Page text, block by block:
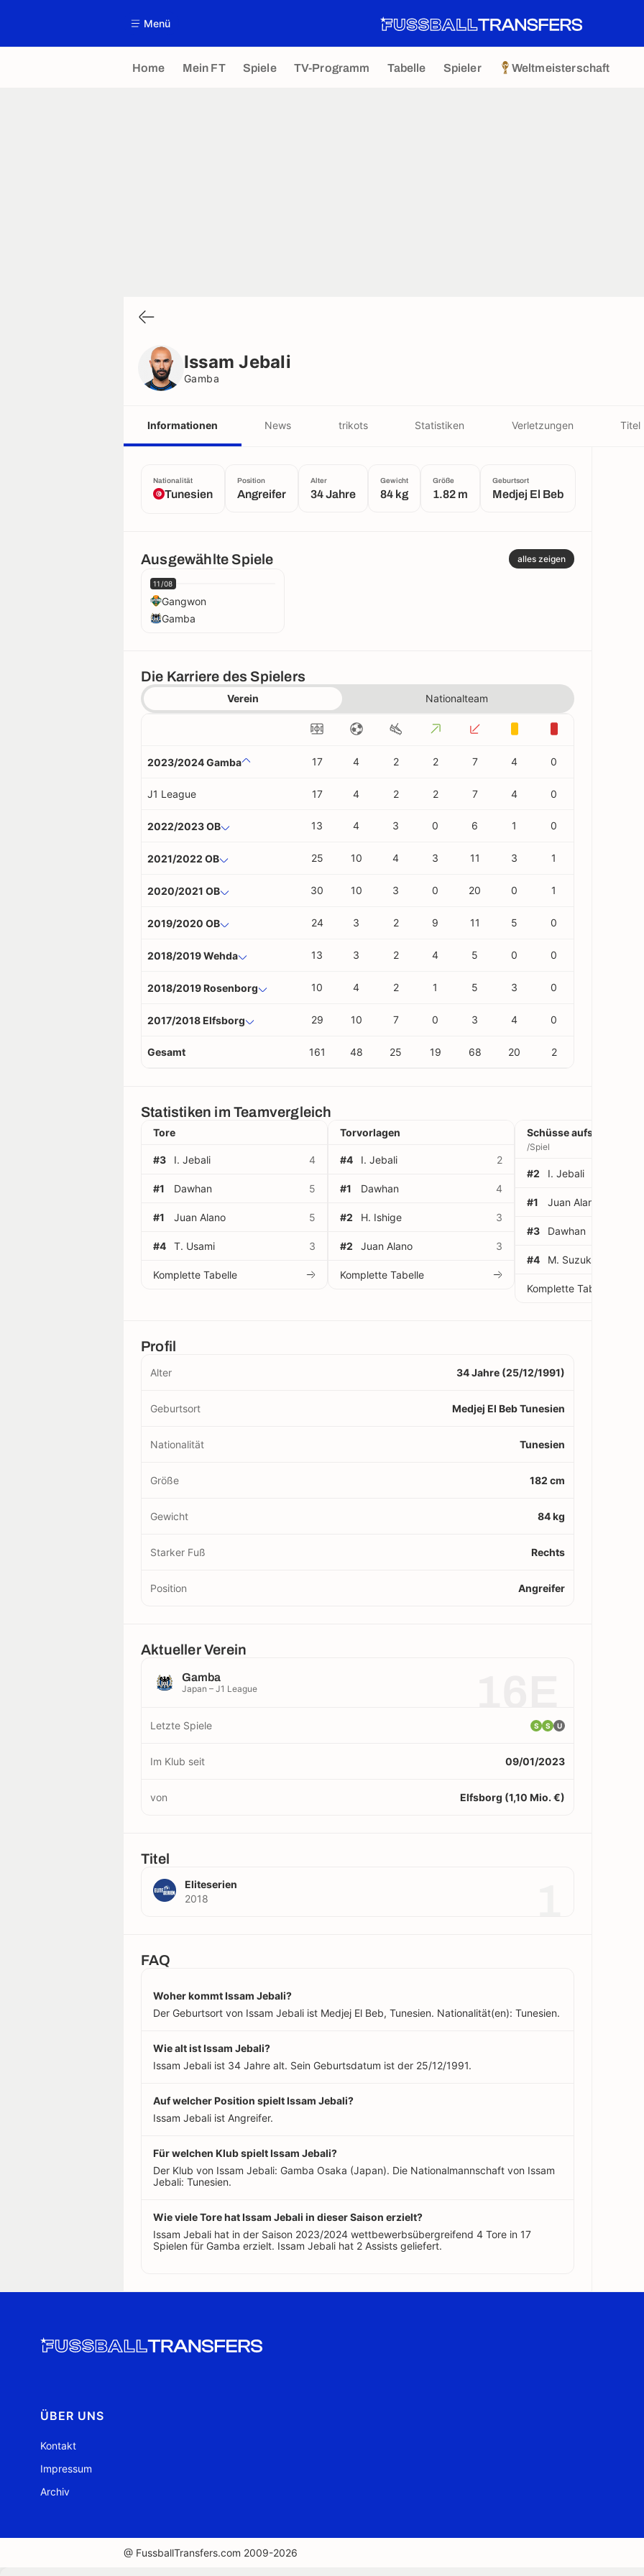
Menü
Home Mein FT Spiele TV-Programm Tabelle Spieler Weltmeisterschaft
Issam Jebali
Gamba
Informationen News trikots Statistiken Verletzungen Titel
Nationalität
Tunesien
Position
Angreifer
Alter
34 Jahre
Gewicht
84 kg
Größe
1.82 m
Geburtsort
Medjej El Beb
Ausgewählte Spiele alles zeigen
11/08
Gangwon
Gamba
Die Karriere des Spielers
Verein Nationalteam
2023/2024 Gamba 17 4 2 2 7 4 0
J1 League 17 4 2 2 7 4 0
2022/2023 OB 13 4 3 0 6 1 0
2021/2022 OB 25 10 4 3 11 3 1
2020/2021 OB 30 10 3 0 20 0 1
2019/2020 OB 24 3 2 9 11 5 0
2018/2019 Wehda 13 3 2 4 5 0 0
2018/2019 Rosenborg 10 4 2 1 5 3 0
2017/2018 Elfsborg 29 10 7 0 3 4 0
Gesamt 161 48 25 19 68 20 2
Statistiken im Teamvergleich
Tore
#3 I. Jebali 4
#1 Dawhan 5
#1 Juan Alano 5
#4 T. Usami 3
Komplette Tabelle
Torvorlagen
#4 I. Jebali 2
#1 Dawhan 4
#2 H. Ishige 3
#2 Juan Alano 3
Komplette Tabelle
Schüsse aufs Tor
/Spiel
#2 I. Jebali
#1 Juan Alano
#3 Dawhan
#4 M. Suzuki
Komplette Tabelle
Profil
Alter 34 Jahre (25/12/1991)
Geburtsort Medjej El Beb Tunesien
Nationalität Tunesien
Größe 182 cm
Gewicht 84 kg
Starker Fuß Rechts
Position Angreifer
Aktueller Verein
Gamba
Japan – J1 League
Letzte Spiele S S U
Im Klub seit 09/01/2023
von Elfsborg (1,10 Mio. €)
Titel
Eliteserien
2018
FAQ
Woher kommt Issam Jebali?
Der Geburtsort von Issam Jebali ist Medjej El Beb, Tunesien. Nationalität(en): Tunesien.
Wie alt ist Issam Jebali?
Issam Jebali ist 34 Jahre alt. Sein Geburtsdatum ist der 25/12/1991.
Auf welcher Position spielt Issam Jebali?
Issam Jebali ist Angreifer.
Für welchen Klub spielt Issam Jebali?
Der Klub von Issam Jebali: Gamba Osaka (Japan). Die Nationalmannschaft von Issam
Jebali: Tunesien.
Wie viele Tore hat Issam Jebali in dieser Saison erzielt?
Issam Jebali hat in der Saison 2023/2024 wettbewerbsübergreifend 4 Tore in 17
Spielen für Gamba erzielt. Issam Jebali hat 2 Assists geliefert.
ÜBER UNS
Kontakt
Impressum
Archiv
@ FussballTransfers.com 2009-2026